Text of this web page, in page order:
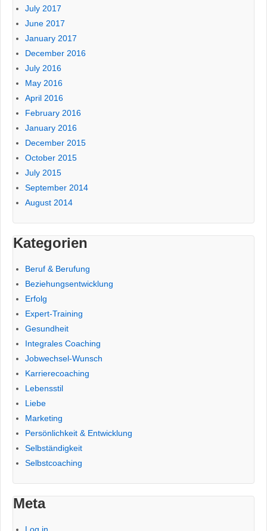
July 2017
June 2017
January 2017
December 2016
July 2016
May 2016
April 2016
February 2016
January 2016
December 2015
October 2015
July 2015
September 2014
August 2014
Kategorien
Beruf & Berufung
Beziehungsentwicklung
Erfolg
Expert-Training
Gesundheit
Integrales Coaching
Jobwechsel-Wunsch
Karrierecoaching
Lebensstil
Liebe
Marketing
Persönlichkeit & Entwicklung
Selbständigkeit
Selbstcoaching
Meta
Log in